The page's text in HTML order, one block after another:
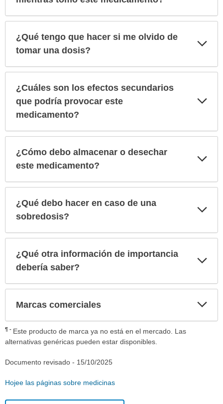
¿Qué tengo que hacer si me olvido de
tomar una dosis?
¿Cuáles son los efectos secundarios
que podría provocar este
medicamento?
¿Cómo debo almacenar o desechar
este medicamento?
¿Qué debo hacer en caso de una
sobredosis?
¿Qué otra información de importancia
debería saber?
Marcas comerciales
¶
Este producto de marca ya no está en el mercado. Las
alternativas genéricas pueden estar disponibles.
Documento revisado - 15/10/2025
Hojee las páginas sobre medicinas